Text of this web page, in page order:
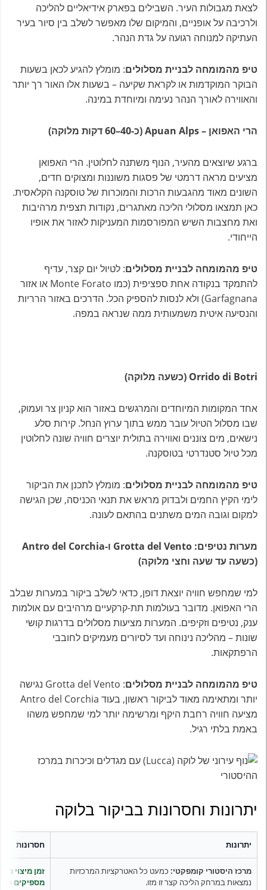
לצאת מגבולות העיר. השבילים בפארק אידיאליים להליכה
ולרכיבה על אופניים, והמיקום שלו מאפשר לשלב בין סיור בעיר
העתיקה למנוחה רגועה על גדת הנהר.
טיפ מהמומחה לבניית מסלולים: מומלץ להגיע לכאן בשעות
הבוקר המוקדמות או לקראת שקיעה – בשעות אלו האור רך יותר
והאווירה לאורך הנהר נעימה ומיוחדת במינה.
הרי האפואן – Apuan Alps (כ-40–60 דקות מלוקה)
ברגע שיוצאים מהעיר, הנוף משתנה לחלוטין. הרי האפואן
מציעים מראה דרמטי של פסגות משוננות ומצוקים חדים,
השונים מאוד מהגבעות הרכות והמוכרות של טוסקנה הקלאסית.
כאן תמצאו מסלולי הליכה מאתגרים, נקודות תצפית מרהיבות
ואת מחצבות השיש המפורסמות המעניקות לאזור את אופיו
הייחודי.
טיפ מהמומחה לבניית מסלולים: לטיול יום קצר, עדיף
להתמקד בנקודה אחת ספציפית (כמו Monte Forato או אזור
Garfagnana) ולא לנסות להספיק הכל. הדרכים באזור הרריות
והנסיעה איטית משמעותית ממה שנראה במפה.
Orrido di Botri (כשעה מלוקה)
אחד המקומות המיוחדים והמרגשים באזור הוא קניון צר ועמוק,
שבו מסלול הטיול עובר ממש בתוך ערוץ הנחל. קירות סלע
נישאים, מים צוננים ואווירה בתולית יוצרים חוויה שונה לחלוטין
מכל טיול סטנדרטי בטוסקנה.
טיפ מהמומחה לבניית מסלולים: מומלץ לתכנן את הביקור
לימי הקיץ החמים ולבדוק מראש את תנאי הכניסה, שכן הגישה
למקום וגובה המים משתנים בהתאם לעונה.
מערות נטיפים: Grotta del Vento ו-Antro del Corchia
(כשעה עד שעה וחצי מלוקה)
למי שמחפש חוויה יוצאת דופן, כדאי לשלב ביקור במערות שבלב
הרי האפואן. מדובר בעולמות תת-קרקעיים מרהיבים עם אולמות
ענק, נטיפים וזקיפים. המערות מציעות מסלולים בדרגות קושי
שונות – מהליכה נינוחה ועד לסיורים מעמיקים לחובבי
הרפתקאות.
טיפ מהמומחה לבניית מסלולים
: Grotta del Vento נגישה
יותר ומתאימה מאוד לביקור ראשון, בעוד Antro del Corchia
מציעה חוויה רחבת היקף ומרשימה יותר למי שמחפש משהו
באמת בלתי רגיל.
יתרונות וחסרונות בביקור בלוקה
יתרונות חסרונות
מרכז היסטורי קומפקטי: כמעט כל האטרקציות המרכזיות
נמצאות במרחק הליכה קצר זו מזו.
זמן מיצוי
מספיקים